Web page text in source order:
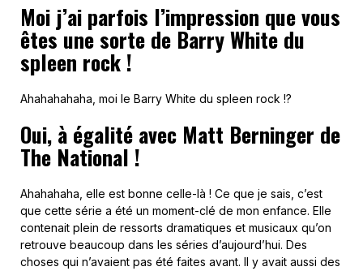
Moi j’ai parfois l’impression que vous
êtes une sorte de Barry White du
spleen rock !
Ahahahahaha, moi le Barry White du spleen rock !?
Oui, à égalité avec Matt Berninger de
The National !
Ahahahaha, elle est bonne celle-là ! Ce que je sais, c’est
que cette série a été un moment-clé de mon enfance. Elle
contenait plein de ressorts dramatiques et musicaux qu’on
retrouve beaucoup dans les séries d’aujourd’hui. Des
choses qui n’avaient pas été faites avant. Il y avait aussi des